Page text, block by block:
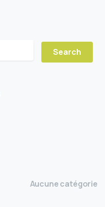
Aucune catégorie